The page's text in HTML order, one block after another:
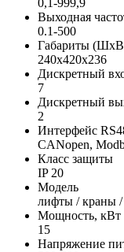
0,1-999,9
Выходная
0.1-500
Габариты
240х420х236
Дискретный
7
Дискретный
2
Интерфейс
CANopen,
Класс защиты
IP 20
Модель
лифты / краны
Мощность, кВт
15
Напряжение